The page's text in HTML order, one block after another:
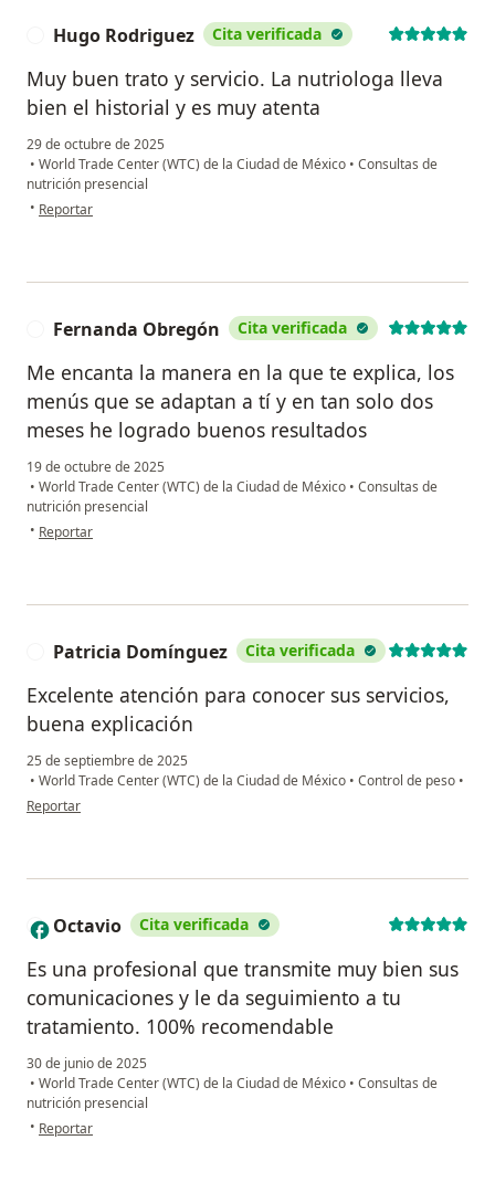
Hugo Rodriguez Cita verificada
Muy buen trato y servicio. La nutriologa lleva
bien el historial y es muy atenta
29 de octubre de 2025
• World Trade Center (WTC) de la Ciudad de México • Consultas de
nutrición presencial
• en opinión del usuario Hugo Rodriguez
Reportar
Fernanda Obregón Cita verificada
Me encanta la manera en la que te explica, los
menús que se adaptan a tí y en tan solo dos
meses he logrado buenos resultados
19 de octubre de 2025
• World Trade Center (WTC) de la Ciudad de México • Consultas de
nutrición presencial
• en opinión del usuario Fernanda Obregón
Reportar
Patricia Domínguez Cita verificada
Excelente atención para conocer sus servicios,
buena explicación
25 de septiembre de 2025
• World Trade Center (WTC) de la Ciudad de México • Control de peso •
en opinión del usuario Patricia Domínguez
Reportar
O Octavio Cita verificada
Es una profesional que transmite muy bien sus
comunicaciones y le da seguimiento a tu
tratamiento. 100% recomendable
30 de junio de 2025
• World Trade Center (WTC) de la Ciudad de México • Consultas de
nutrición presencial
• en opinión del usuario Octavio
Reportar